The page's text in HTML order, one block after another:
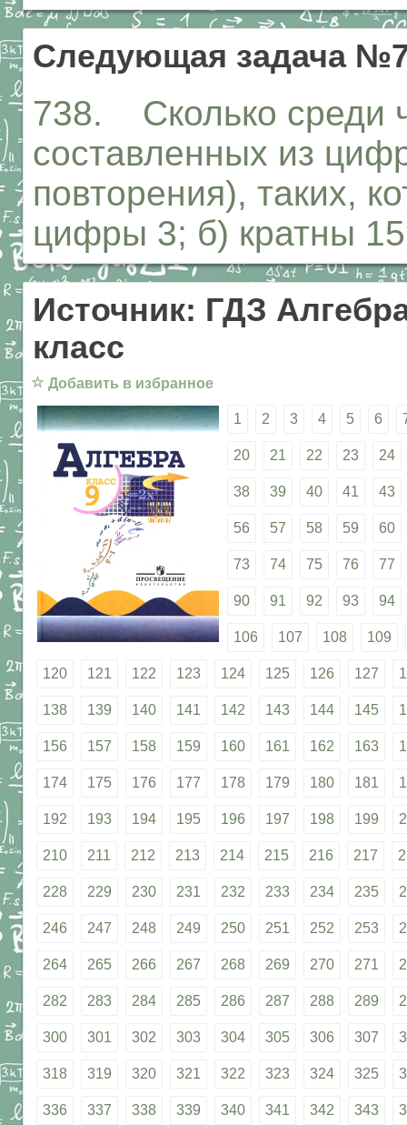
Следующая задача
738. Сколько среди
составленных из
повторения), таких,
цифры 3; б) кратны
Источник: ГДЗ
класс
☆ Добавить в избранное
1 2 3 4 5 6
20 21 22 23 24
38 39 40 41 43
56 57 58 59 60
73 74 75 76 77
90 91 92 93 94
106 107 108 109
120 121 122 123 124 125 126 127
138 139 140 141 142 143 144 145
156 157 158 159 160 161 162 163
174 175 176 177 178 179 180 181
192 193 194 195 196 197 198 199
210 211 212 213 214 215 216 217
228 229 230 231 232 233 234 235
246 247 248 249 250 251 252 253
264 265 266 267 268 269 270 271
282 283 284 285 286 287 288 289
300 301 302 303 304 305 306 307
318 319 320 321 322 323 324 325
336 337 338 339 340 341 342 343